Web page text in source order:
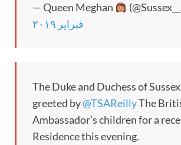
— Queen Meghan
فبراير ٢٠١٩
The Duke and Duchess of
greeted by@TSAReillyThe
Ambassador’s children for a
Residence this evening.